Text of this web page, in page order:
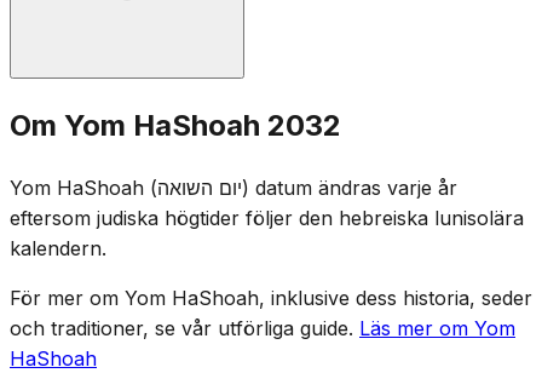
Yom HaShoah instiftades av den israeliska Knesset 1953.
Datumet 27 Nisan valdes för dess närhet till årsdagen av
upproret i Warszawas getto (15 Nisan 1943), samtidigt
som man undvek konflikt med Pesach.
Om Yom HaShoah 2032
Yom HaShoah (יום השואה) datum ändras varje år
eftersom judiska högtider följer den hebreiska lunisolära
kalendern.
För mer om Yom HaShoah, inklusive dess historia, seder
och traditioner, se vår utförliga guide. Läs mer om Yom
HaShoah